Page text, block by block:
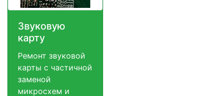
Звуковую
карту
Ремонт звуковой
карты с частичной
заменой
микросхем и